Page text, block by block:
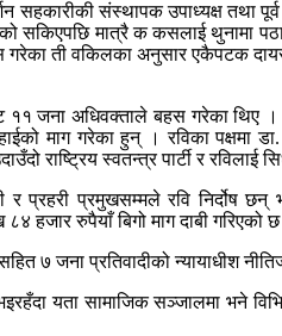
सहकारीकी संस्थापक उपाध्यक्ष तथा
सकिएपछि मात्रै क कसलाई थुनामा
गरेका ती वकिलका अनुसार एकैपटक
११ जना अधिवक्ताले बहस गरेका थिए ।
माग गरेका हुन् । रविका पक्षमा
राष्ट्रिय स्वतन्त्र पार्टी र
र प्रहरी प्रमुखसम्मले रवि
हजार रुपैयाँ बिगो माग दाबी गरिएको
७ जना प्रतिवादीको न्यायाधीश
यता सामाजिक सञ्जालमा भने